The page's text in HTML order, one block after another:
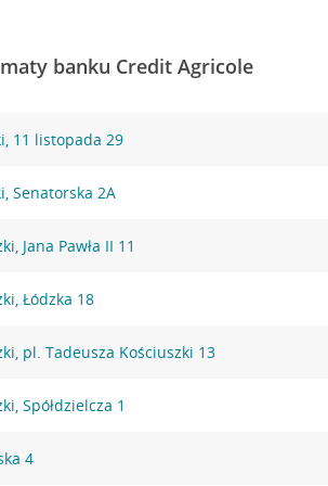
banku Credit Agricole
11 listopada 29
Senatorska 2A
Jana Pawła II 11
Łódzka 18
pl. Tadeusza Kościuszki 13
Spółdzielcza 1
4